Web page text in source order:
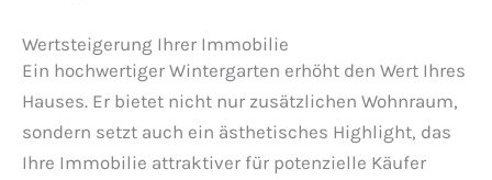
Wertsteigerung Ihrer Immobilie
Ein hochwertiger Wintergarten erhöht den Wert Ihres
Hauses. Er bietet nicht nur zusätzlichen Wohnraum,
sondern setzt auch ein ästhetisches Highlight, das
Ihre Immobilie attraktiver für potenzielle Käufer